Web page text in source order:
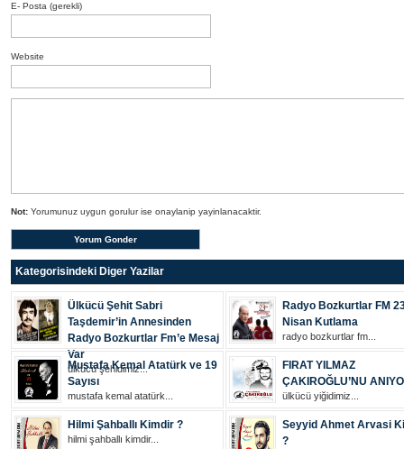
E- Posta (gerekli)
Website
Not: Yorumunuz uygun gorulur ise onaylanip yayinlanacaktir.
Kategorisindeki Diger Yazilar
Ülkücü Şehit Sabri
Taşdemir’in Annesinden
Radyo Bozkurtlar Fm’e Mesaj
Var
ülkücü şehi̇di̇mi̇z...
Radyo Bozkurtlar FM
Nisan Kutlama
radyo bozkurtlar fm...
Mustafa Kemal Atatürk ve 19
Sayısı
mustafa kemal atatürk...
FIRAT YILMAZ
ÇAKIROĞLU’NU
ülkücü yiğidimiz...
Hilmi Şahballı Kimdir ?
hilmi şahballı kimdir...
Seyyid Ahmet Arvasi
?